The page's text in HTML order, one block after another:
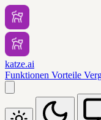
katze.ai
Funktionen Vorteile